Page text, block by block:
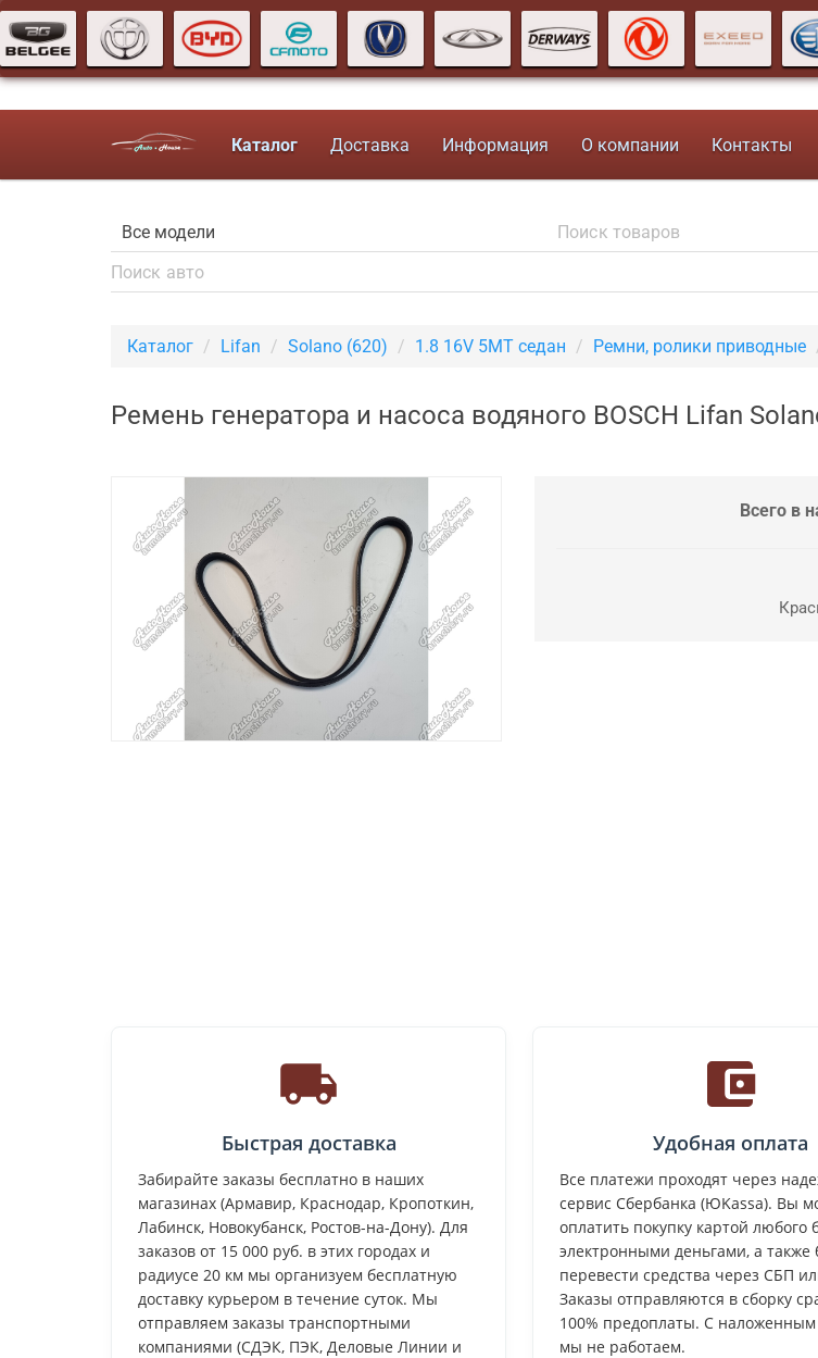
Каталог Доставка Информация О компании Контакты
Каталог Lifan Solano (620) 1.8 16V 5МТ седан Ремни, ролики приводные
Ремень генератора и насоса водяного BOSCH Lifan
Всего в
Быстрая доставка
Забирайте заказы бесплатно в наших
магазинах (Армавир, Краснодар, Кропоткин,
Лабинск, Новокубанск, Ростов-на-Дону). Для
заказов от 15 000 руб. в этих городах и
радиусе 20 км мы организуем бесплатную
доставку курьером в течение суток. Мы
отправляем заказы транспортными
компаниями (СДЭК, ПЭК, Деловые Линии и
Удобная оплата
Все платежи проходят через
сервис Сбербанка (ЮKassa). Вы
оплатить покупку картой любого
электронными деньгами, а также
перевести средства через СБП
Заказы отправляются в сборку
100% предоплаты. С
мы не работаем.